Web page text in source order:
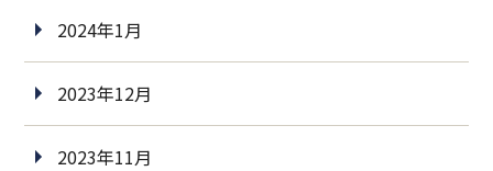
2024年1月
2023年12月
2023年11月